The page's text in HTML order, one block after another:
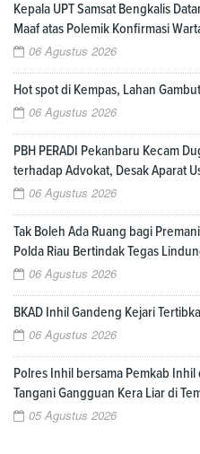
Kepala UPT Samsat Bengkalis
Maaf atas Polemik Konfirmasi
06 Agustus 2026
Hot spot di Kempas, Lahan
06 Agustus 2026
PBH PERADI Pekanbaru Kecam
terhadap Advokat, Desak Aparat
06 Agustus 2026
Tak Boleh Ada Ruang bagi
Polda Riau Bertindak Tegas
06 Agustus 2026
BKAD Inhil Gandeng Kejari
06 Agustus 2026
Polres Inhil bersama Pemkab Inhil
Tangani Gangguan Kera Liar di
05 Agustus 2026